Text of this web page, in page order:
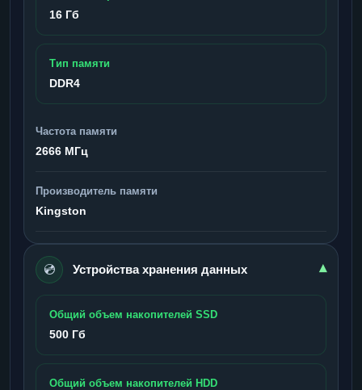
16 Гб
Тип памяти
DDR4
Частота памяти
2666 МГц
Производитель памяти
Kingston
💿 Устройства хранения данных ▾
Общий объем накопителей SSD
500 Гб
Общий объем накопителей HDD